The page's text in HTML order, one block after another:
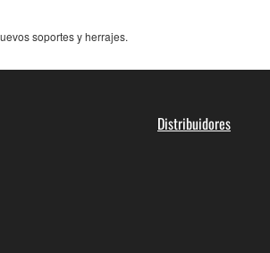
soportes y herrajes.
Distribuidores